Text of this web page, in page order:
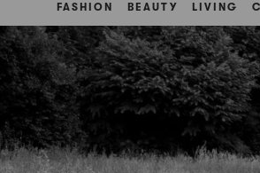
FASHION BEAUTY LIVING